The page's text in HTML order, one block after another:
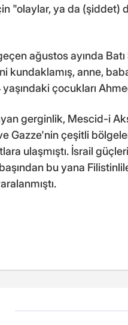
"olaylar, ya da (şiddet)
ağustos ayında
kundaklamış, anne,
çocukları
gerginlik, Mescid-i
ve Gazze'nin çeşitli
ulaşmıştı. İsrail
bu yana